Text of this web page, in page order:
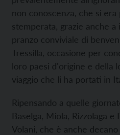
non conoscenza, che si
stemperata, grazie anche
pranzo conviviale di
Tressilla, occasione per
loro paesi d'origine e della
viaggio che li ha portati in
Ripensando a quelle
Baselga, Miola, Rizzolaga e
Volani, che è anche